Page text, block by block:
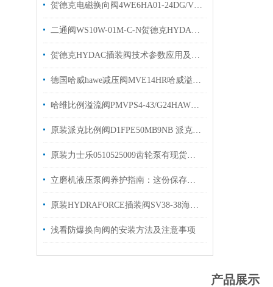
贺德克电磁换向阀4WE6HA01-24DG/Vhydac
二通阀WS10W-01M-C-N贺德克HYDAC换向阀有库存
贺德克HYDAC插装阀技术参数应用及特点
德国哈威hawe减压阀MVE14HR哈威溢流阀现货出售
哈维比例溢流阀PMVPS4-43/G24HAWE压力阀原装现货
原装派克比例阀D1FPE50MB9NB 派克液压阀现货出售
原装力士乐0510525009齿轮泵有现货出售1515800013
立磨机液压泵阀养护指南：这份保存秘诀，让核心部件“历久弥新”！
原装HYDRAFORCE插装阀SV38-38海德福斯电磁阀
浅看防爆换向阀的安装方法及注意事项
产品展示